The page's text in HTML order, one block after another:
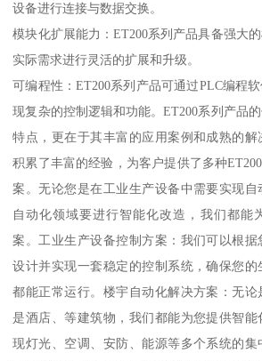
设备进行连接与数据交换。
模块化扩展能力：ET200系列产品具备强大
实际需求进行灵活的扩展和升级。
可编程性：ET200系列产品可通过PLC编程
现复杂的控制逻辑和功能。ET200系列产品
特点，更在于其丰富的应用案例和成熟的
积累了丰富的经验，为客户提供了多种
案。无论您是在工业生产设备中需要实现
自动化领域要进行智能化改造，我们都能
案。工业生产设备控制方案：我们可以根据
设计并实现一套稳定的控制系统，确保您
都能正常运行。楼宇自动化解决方案：无
是酒店、等建筑物，我们都能为您提供智
现灯光、空调、安防、能源等多个系统的